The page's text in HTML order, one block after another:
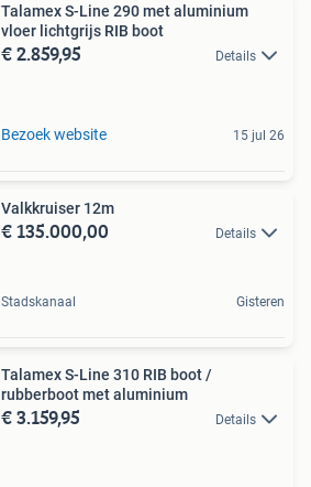
Talamex S-Line 290 met aluminium
vloer lichtgrijs RIB boot
€ 2.859,95 Details
Bezoek website 15 jul 26
Valkkruiser 12m
€ 135.000,00 Details
Stadskanaal Gisteren
Talamex S-Line 310 RIB boot /
rubberboot met aluminium
€ 3.159,95 Details